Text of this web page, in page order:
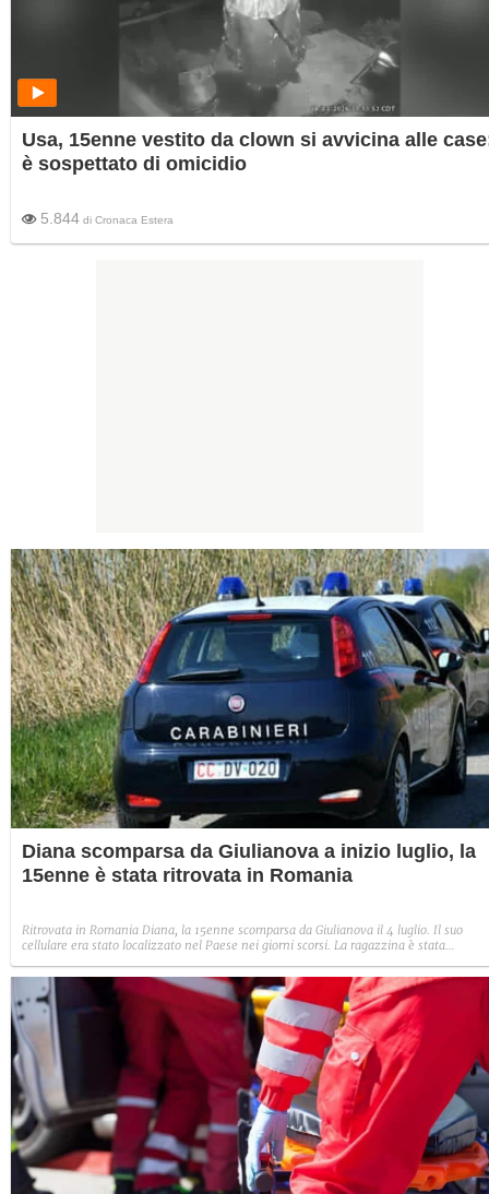
Usa, 15enne vestito da clown si avvicina alle
è sospettato di omicidio
5.844 di Cronaca Estera
Diana scomparsa da Giulianova a inizio luglio, la
15enne è stata ritrovata in Romania
Ritrovata in Romania Diana, la 15enne scomparsa da Giulianova il 4 luglio. Il suo
cellulare era stato localizzato nel Paese nei giorni scorsi. La ragazzina è stata